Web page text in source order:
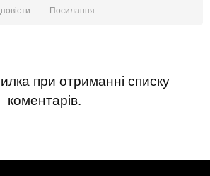
Посилання
при отриманні списку
коментарів.